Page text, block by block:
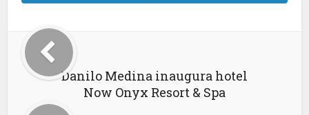
Danilo Medina inaugura hotel
Now Onyx Resort & Spa